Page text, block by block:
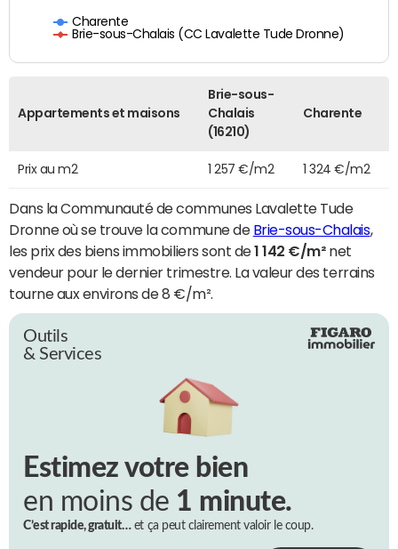
Charente
Brie-sous-Chalais (CC Lavalette Tude Dronne)
Appartements et maisons
Brie-sous-
Chalais
(16210)
Charente
Prix au m2 1 257 €/m2 1 324 €/m2
Dans la Communauté de communes Lavalette Tude
Dronne où se trouve la commune de Brie-sous-Chalais,
les prix des biens immobiliers sont de1 142 €/m²net
vendeur pour le dernier trimestre. La valeur des terrains
tourne aux environs de 8 €/m².
Outils
& Services
Estimez votre bien
en moins de 1 minute.
C’est rapide, gratuit…et ça peut clairement valoir le coup.